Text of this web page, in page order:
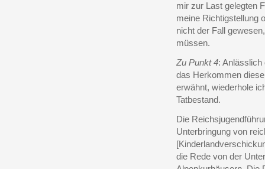
mir zur Last gelegten
meine Richtigstellung
nicht der Fall
müssen.
Zu Punkt 4:
das Herkommen
erwähnt, wiederhole
Tatbestand.
Die
Unterbringung von
die Rede von der